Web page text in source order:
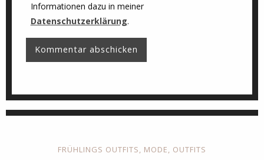
Informationen dazu in meiner
Datenschutzerklärung.
FRÜHLINGS OUTFITS, MODE, OUTFITS